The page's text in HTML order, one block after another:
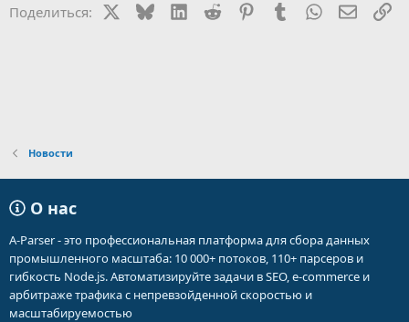
Поделиться: BlueskyLinkedIn
Reddit PinterestTumblr WhatsApp
Новости
О нас
A-Parser - это профессиональная платформа для сбора данных
промышленного масштаба: 10 000+ потоков, 110+ парсеров и
гибкость Node.js. Автоматизируйте задачи в SEO, e-commerce и
арбитраже трафика с непревзойденной скоростью и
масштабируемостью